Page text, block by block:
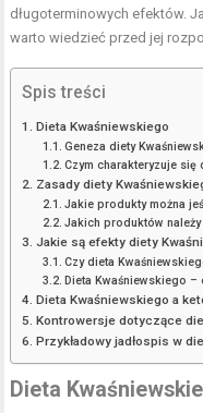
długoterminowych efektów.
warto wiedzieć przed jej
Spis treści
Dieta Kwaśniewskiego
Geneza diety
Czym charakteryzuje się
Zasady diety
Jakie produkty można
Jakich produktów
Jakie są efekty diety
Czy dieta
Dieta Kwaśniewskiego
Dieta Kwaśniewskiego a
Kontrowersje dotyczące
Przykładowy jadłospis w
Dieta